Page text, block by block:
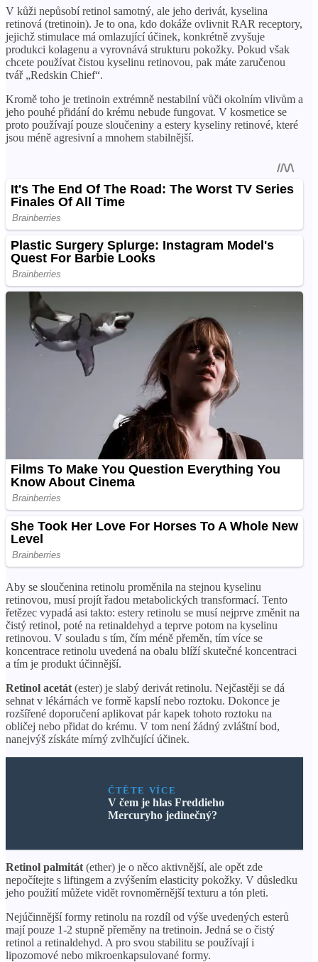
V kůži nepůsobí retinol samotný, ale jeho derivát, kyselina
retinová (tretinoin). Je to ona, kdo dokáže ovlivnit RAR receptory,
jejichž stimulace má omlazující účinek, konkrétně zvyšuje
produkci kolagenu a vyrovnává strukturu pokožky. Pokud však
chcete používat čistou kyselinu retinovou, pak máte zaručenou
tvář „Redskin Chief“.
Kromě toho je tretinoin extrémně nestabilní vůči okolním vlivům a
jeho pouhé přidání do krému nebude fungovat. V kosmetice se
proto používají pouze sloučeniny a estery kyseliny retinové, které
jsou méně agresivní a mnohem stabilnější.
Aby se sloučenina retinolu proměnila na stejnou kyselinu
retinovou, musí projít řadou metabolických transformací. Tento
řetězec vypadá asi takto: estery retinolu se musí nejprve změnit na
čistý retinol, poté na retinaldehyd a teprve potom na kyselinu
retinovou. V souladu s tím, čím méně přeměn, tím více se
koncentrace retinolu uvedená na obalu blíží skutečné koncentraci
a tím je produkt účinnější.
Retinol acetát (ester) je slabý derivát retinolu. Nejčastěji se dá
sehnat v lékárnách ve formě kapslí nebo roztoku. Dokonce je
rozšířené doporučení aplikovat pár kapek tohoto roztoku na
obličej nebo přidat do krému. V tom není žádný zvláštní bod,
nanejvýš získáte mírný zvlhčující účinek.
ČTĚTE VÍCE
V čem je hlas Freddieho
Mercuryho jedinečný?
Retinol palmitát (ether) je o něco aktivnější, ale opět zde
nepočítejte s liftingem a zvýšením elasticity pokožky. V důsledku
jeho použití můžete vidět rovnoměrnější texturu a tón pleti.
Nejúčinnější formy retinolu na rozdíl od výše uvedených esterů
mají pouze 1-2 stupně přeměny na tretinoin. Jedná se o čistý
retinol a retinaldehyd. A pro svou stabilitu se používají i
lipozomové nebo mikroenkapsulované formy.